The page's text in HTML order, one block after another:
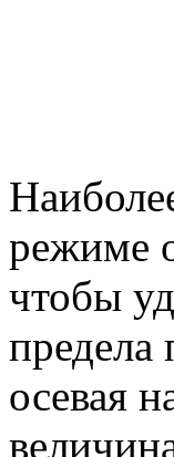
режиме
чтобы
предела
осевая